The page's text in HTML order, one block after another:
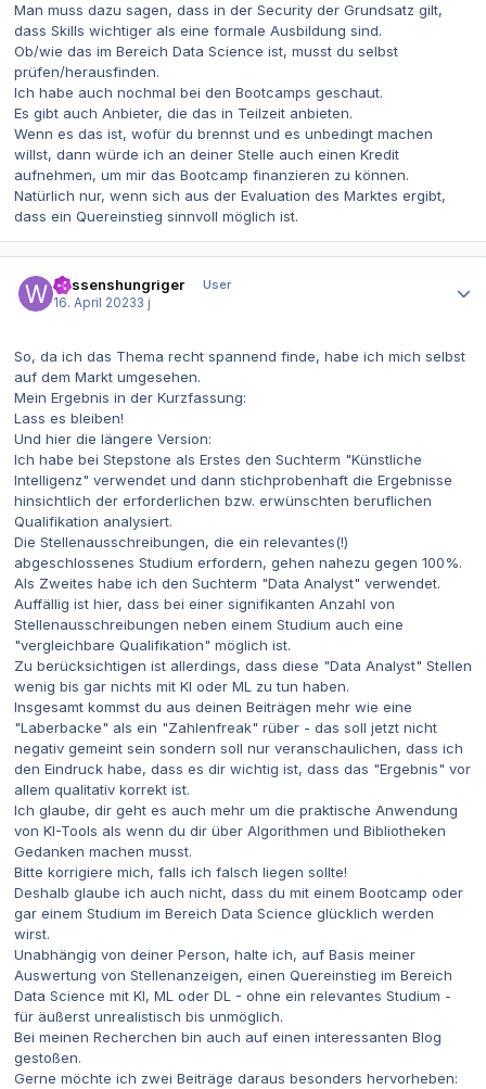
Man muss dazu sagen, dass in der Security der Grundsatz gilt,
dass Skills wichtiger als eine formale Ausbildung sind.
Ob/wie das im Bereich Data Science ist, musst du selbst
prüfen/herausfinden.
Ich habe auch nochmal bei den Bootcamps geschaut.
Es gibt auch Anbieter, die das in Teilzeit anbieten.
Wenn es das ist, wofür du brennst und es unbedingt machen
willst, dann würde ich an deiner Stelle auch einen Kredit
aufnehmen, um mir das Bootcamp finanzieren zu können.
Natürlich nur, wenn sich aus der Evaluation des Marktes ergibt,
dass ein Quereinstieg sinnvoll möglich ist.
Wissenshungriger
User
16. April 20233 j
So, da ich das Thema recht spannend finde, habe ich mich selbst
auf dem Markt umgesehen.
Mein Ergebnis in der Kurzfassung:
Lass es bleiben!
Und hier die längere Version:
Ich habe bei Stepstone als Erstes den Suchterm "Künstliche
Intelligenz" verwendet und dann stichprobenhaft die Ergebnisse
hinsichtlich der erforderlichen bzw. erwünschten beruflichen
Qualifikation analysiert.
Die Stellenausschreibungen, die ein relevantes(!)
abgeschlossenes Studium erfordern, gehen nahezu gegen 100%.
Als Zweites habe ich den Suchterm "Data Analyst" verwendet.
Auffällig ist hier, dass bei einer signifikanten Anzahl von
Stellenausschreibungen neben einem Studium auch eine
"vergleichbare Qualifikation" möglich ist.
Zu berücksichtigen ist allerdings, dass diese "Data Analyst" Stellen
wenig bis gar nichts mit KI oder ML zu tun haben.
Insgesamt kommst du aus deinen Beiträgen mehr wie eine
"Laberbacke" als ein "Zahlenfreak" rüber - das soll jetzt nicht
negativ gemeint sein sondern soll nur veranschaulichen, dass ich
den Eindruck habe, dass es dir wichtig ist, dass das "Ergebnis" vor
allem qualitativ korrekt ist.
Ich glaube, dir geht es auch mehr um die praktische Anwendung
von KI-Tools als wenn du dir über Algorithmen und Bibliotheken
Gedanken machen musst.
Bitte korrigiere mich, falls ich falsch liegen sollte!
Deshalb glaube ich auch nicht, dass du mit einem Bootcamp oder
gar einem Studium im Bereich Data Science glücklich werden
wirst.
Unabhängig von deiner Person, halte ich, auf Basis meiner
Auswertung von Stellenanzeigen, einen Quereinstieg im Bereich
Data Science mit KI, ML oder DL - ohne ein relevantes Studium -
für äußerst unrealistisch bis unmöglich.
Bei meinen Recherchen bin auch auf einen interessanten Blog
gestoßen.
Gerne möchte ich zwei Beiträge daraus besonders hervorheben: